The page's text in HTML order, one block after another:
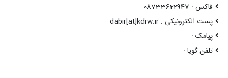
فاکس : 08733622947
پست الکترونیکی : dabir[at]kdrw.ir
پیامک :
تلفن گویا :